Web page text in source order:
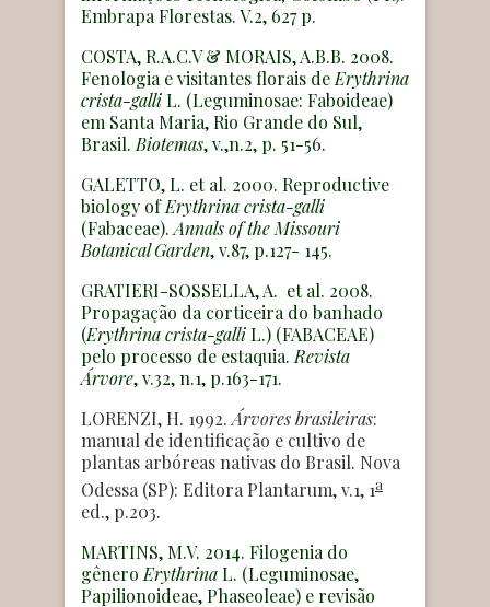
Embrapa Florestas. V.2, 627 p.
COSTA, R.A.C.V & MORAIS, A.B.B. 2008.
Fenologia e visitantes florais de Erythrina
crista-galliL. (Leguminosae: Faboideae)
em Santa Maria, Rio Grande do Sul,
Brasil. Biotemas, v.,n.2, p. 51-56.
GALETTO, L. et al. 2000. Reproductive
biology ofErythrina crista-galli
(Fabaceae). Annals of the Missouri
Botanical Garden, v.87, p.127- 145.
GRATIERI-SOSSELLA, A. et al. 2008.
Propagação da corticeira do banhado
(Erythrina crista-galliL.) (FABACEAE)
pelo processo de estaquia. Revista
Árvore, v.32, n.1, p.163-171.
LORENZI, H. 1992. Árvores brasileiras:
manual de identificação e cultivo de
plantas arbóreas nativas do Brasil. Nova
Odessa (SP): Editora Plantarum, v.1, 1a
ed., p.203.
MARTINS, M.V. 2014. Filogenia do
gênero ErythrinaL. (Leguminosae,
Papilionoideae, Phaseoleae) e revisão